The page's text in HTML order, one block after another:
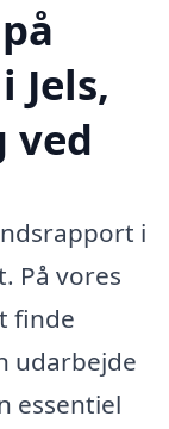
ved
i
På vores
finde
udarbejde
essentiel